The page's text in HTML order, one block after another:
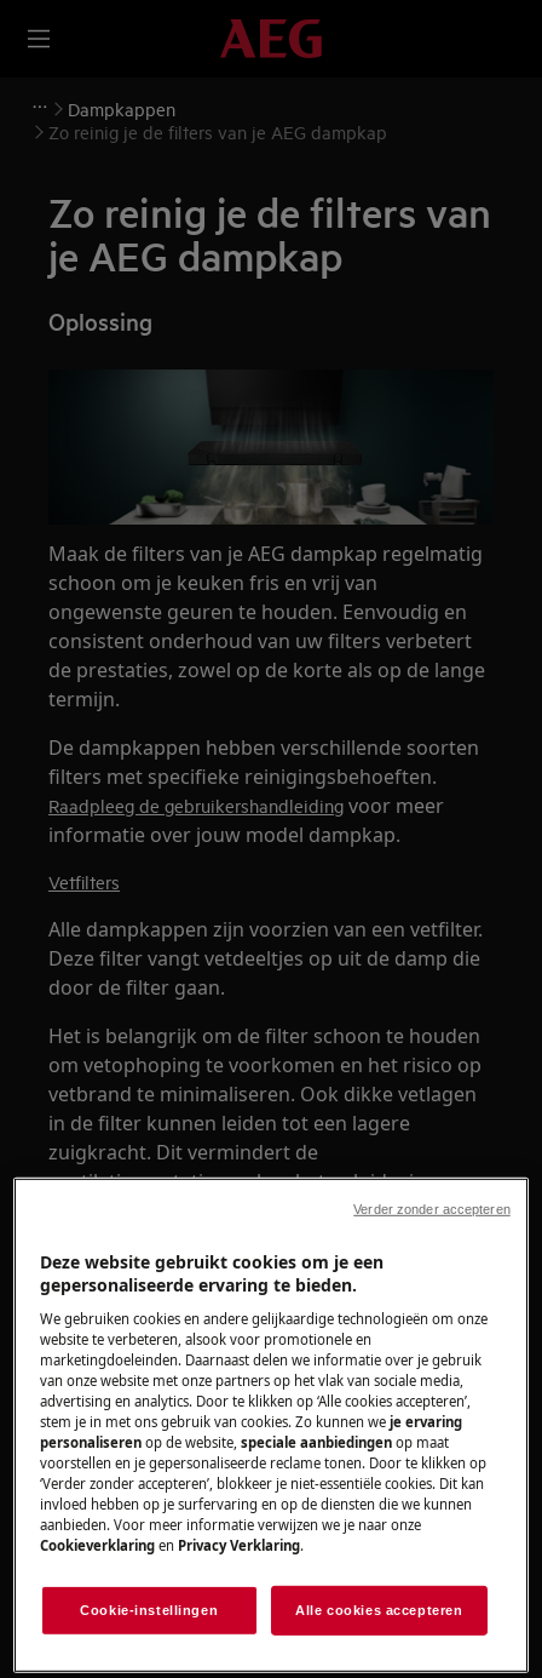
Dampkappen
Zo reinig je de filters van je AEG dampkap
Zo reinig je de filters van
je AEG dampkap
Oplossing
Maak de filters van je AEG dampkap regelmatig
schoon om je keuken fris en vrij van
ongewenste geuren te houden. Eenvoudig en
consistent onderhoud van uw filters verbetert
de prestaties, zowel op de korte als op de lange
termijn.
De dampkappen hebben verschillende soorten
filters met specifieke reinigingsbehoeften.
Raadpleeg de gebruikershandleiding voor meer
informatie over jouw model dampkap.
Vetfilters
Alle dampkappen zijn voorzien van een vetfilter.
Deze filter vangt vetdeeltjes op uit de damp die
door de filter gaan.
Het is belangrijk om de filter schoon te houden
om vetophoping te voorkomen en het risico op
vetbrand te minimaliseren. Ook dikke vetlagen
in de filter kunnen leiden tot een lagere
zuigkracht. Dit vermindert de
ventilatieprestaties en kan het geluidsniveau
Herbruikbare aluminium en stalen filters
Deze website gebruikt cookies om je een
gepersonaliseerde ervaring te bieden.
We gebruiken cookies en andere gelijkaardige technologieën om onze
website te verbeteren, alsook voor promotionele en
marketingdoeleinden. Daarnaast delen we informatie over je gebruik
van onze website met onze partners op het vlak van sociale media,
advertising en analytics. Door te klikken op ‘Alle cookies accepteren’,
stem je in met ons gebruik van cookies. Zo kunnen weje ervaring
personaliseren op de website,speciale aanbiedingen op maat
voorstellen en je gepersonaliseerde reclame tonen. Door te klikken op
‘Verder zonder accepteren’, blokkeer je niet-essentiële cookies. Dit kan
invloed hebben op je surfervaring en op de diensten die we kunnen
aanbieden. Voor meer informatie verwijzen we je naar onze
Cookieverklaring en Privacy Verklaring.
Cookie-instellingen Alle cookies accepteren
Verder zonder accepteren